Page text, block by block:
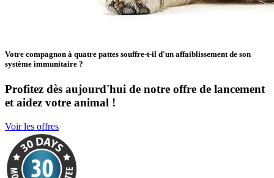
Votre compagnon à quatre pattes souffre-t-il d'un affaiblissement de son
système immunitaire ?
Profitez dès aujourd'hui de notre offre de lancement
et aidez votre animal !
Voir les offres